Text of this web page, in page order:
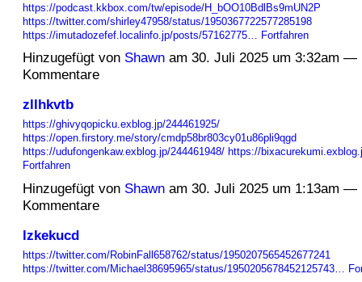
https://podcast.kkbox.com/tw/episode/H_bOO10BdlBs9mUN2P
https://twitter.com/shirley47958/status/1950367722577285198
https://imutadozefef.localinfo.jp/posts/57162775…
Fortfahren
Hinzugefügt von Shawnam 30. Juli 2025 um 3:32am —
Kommentare
zllhkvtb
https://ghivyqopicku.exblog.jp/244461925/
https://open.firstory.me/story/cmdp58br803cy01u86pli9qgd
https://udufongenkaw.exblog.jp/244461948/ https://
Fortfahren
Hinzugefügt von Shawnam 30. Juli 2025 um 1:13am —
Kommentare
lzkekucd
https://twitter.com/RobinFall658762/status/1950207565452677241
https://twitter.com/Michael38695965/status/1950205678452125743…